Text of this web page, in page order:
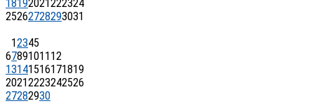
18192021 222324
25262728293031
12345
67891011 12
13141516171819
20212223242526
27282930